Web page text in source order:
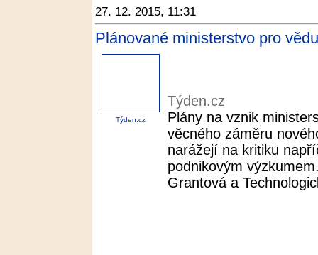
27. 12. 2015, 11:31
Plánované ministerstvo pro
Týden.cz
Týden.cz
Plány na vznik
věcného záměru
narážejí na kritiku
podnikovým
Grantová a